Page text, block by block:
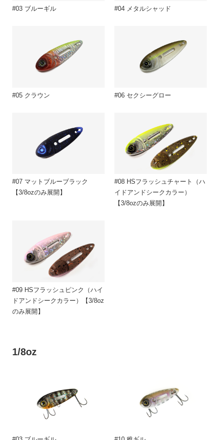
#03 ブルーギル #04 メタルシャッド
#05 クラウン #06 セクシーグロー
#07 マットブルーブラック
【3/8ozのみ展開】
#08 HSフラッシュチャート（ハ
イドアンドシークカラー）
【3/8ozのみ展開】
#09 HSフラッシュピンク（ハイ
ドアンドシークカラー）【3/8oz
のみ展開】
1/8oz